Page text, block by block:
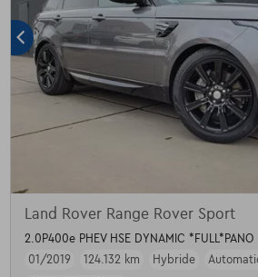
Land Rover Range Rover Sport
2.0P400e PHEV HSE DYNAMIC *FULL*PANO
01/2019
124.132 km Hybride